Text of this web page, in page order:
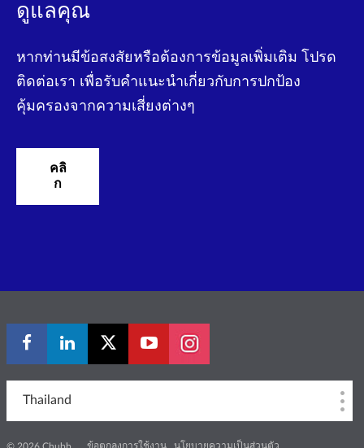
ดูแลคุณ
หากท่านมีข้อสงสัยหรือต้องการข้อมูลเพิ่มเติม โปรด
ติดต่อเรา เพื่อรับคําแนะนําเกี่ยวกับการปกป้อง
คุ้มครองจากความเสี่ยงต่างๆ
คลิ
ก
Thailand
ข้อตกลงการใช้งาน นโยบายความเป็นส่วนตัว